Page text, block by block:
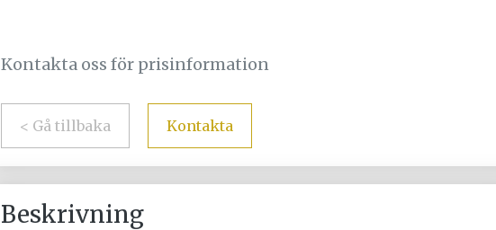
Kontakta oss för prisinformation
< Gå tillbaka Kontakta
Beskrivning